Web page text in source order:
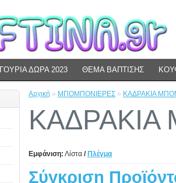
ΓΟΥΡΙΑ ΔΩΡΑ 2023 ΘΕΜΑ ΒΑΠΤΙΣΗΣ
Αρχική » ΜΠΟΜΠΟΝΙΕΡΕΣ » ΚΑΔΡΑΚΙΑ
Εμφάνιση: Λίστα / Πλέγμα
Σύγκριση